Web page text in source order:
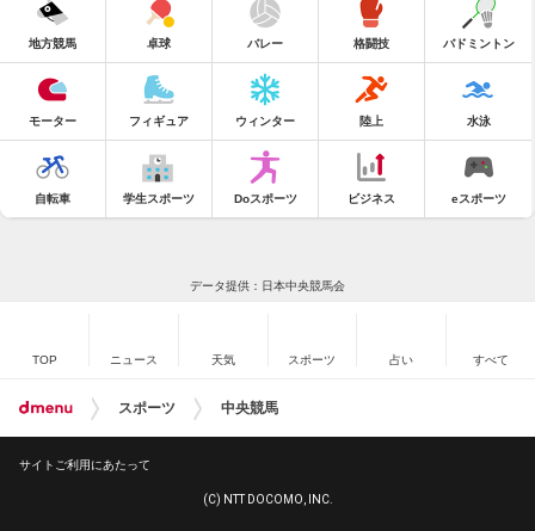
地方競馬 卓球 バレー 格闘技 バドミントン
モーター フィギュア ウィンター 陸上 水泳
自転車 学生スポーツ Doスポーツ ビジネス eスポーツ
データ提供：日本中央競馬会
TOP ニュース 天気 スポーツ 占い すべて
スポーツ 中央競馬
サイトご利用にあたって
(C) NTT DOCOMO, INC.